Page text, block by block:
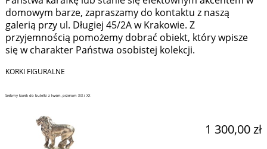
domowym barze, zapraszamy do kontaktu z naszą
galerią przy ul. Długiej 45/2A w Krakowie. Z
przyjemnością pomożemy dobrać obiekt, który wpisze
się w charakter Państwa osobistej kolekcji.
KORKI FIGURALNE
Srebrny korek do butelki z lwem, przełom XIX i XX
1 300,00 zł